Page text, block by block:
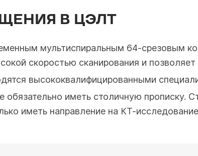
В ЦЭЛТ
мультиспиральным 64-срезовым
скоростью сканирования и
высококвалифицированными
обязательно иметь столичную прописку.
иметь направление на КТ-